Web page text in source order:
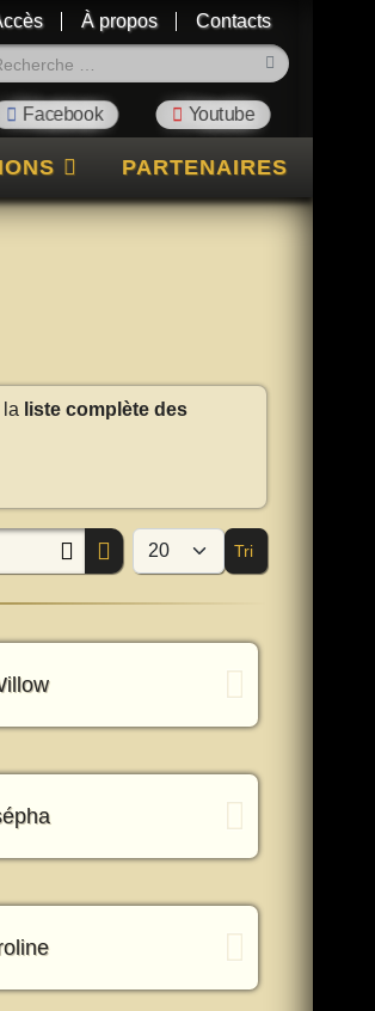
À propos
Contacts
PARTENAIRES
liste complète des
Afficher #
Tri